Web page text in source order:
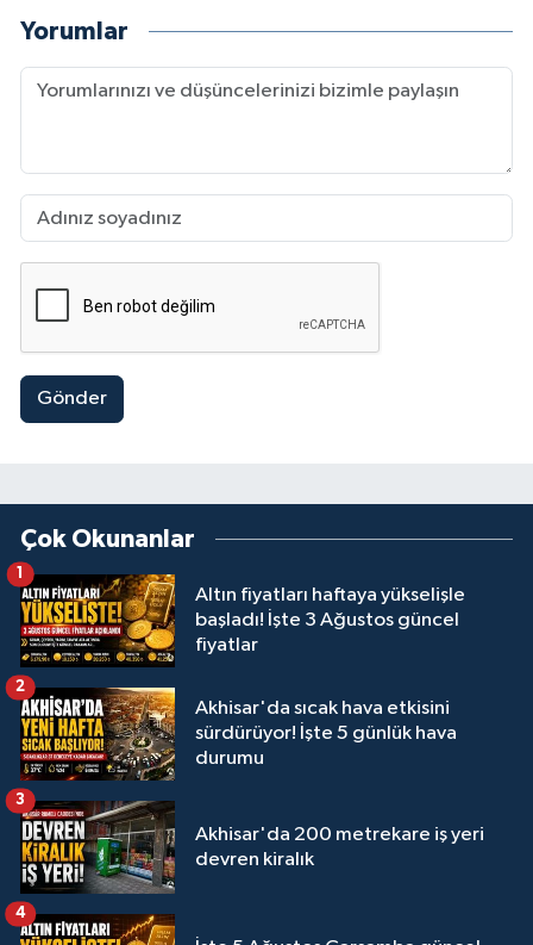
Yorumlar
Gönder
Çok Okunanlar
Altın fiyatları haftaya yükselişle
başladı! İşte 3 Ağustos güncel
fiyatlar
1
Akhisar'da sıcak hava etkisini
sürdürüyor! İşte 5 günlük hava
durumu
2
Akhisar'da 200 metrekare iş yeri
devren kiralık
3
4